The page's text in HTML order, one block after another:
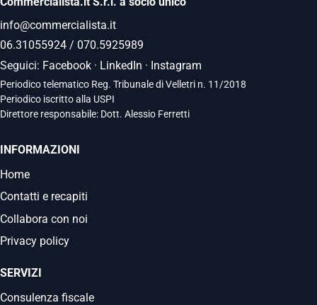
info@commercialista.it
06.31055924 / 070.5925989
Seguici: Facebook · LinkedIn · Instagram
Periodico telematico Reg. Tribunale di Velletri n. 11/2018
Periodico iscritto alla USPI
Direttore responsabile: Dott. Alessio Ferretti
INFORMAZIONI
Home
Contatti e recapiti
Collabora con noi
Privacy policy
SERVIZI
Consulenza fiscale